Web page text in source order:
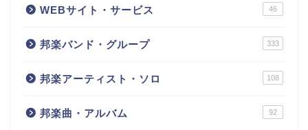
WEBサイト・サービス 46
邦楽バンド・グループ 333
邦楽アーティスト・ソロ 108
邦楽曲・アルバム 92